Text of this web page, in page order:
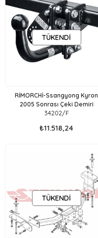
TÜKENDI
RİMORCHİ-Ssangyong Kyron
2005 Sonrası Çeki Demiri
34202/F
₺11.518,24
TÜKENDI